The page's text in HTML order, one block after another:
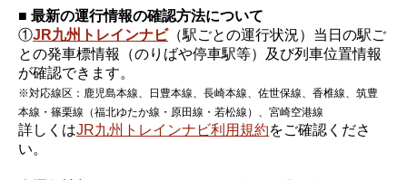
■ 最新の運行情報の確認方法について
①JR九州トレインナビ（駅ごとの運行状況）当日の駅ご
との発車標情報（のりばや停車駅等）及び列車位置情報
が確認できます。
※対応線区：鹿児島本線、日豊本線、長崎本線、佐世保線、香椎線、筑豊
本線・篠栗線（福北ゆたか線・原田線・若松線）、宮崎空港線
詳しくはJR九州トレインナビ利用規約をご確認くださ
い。